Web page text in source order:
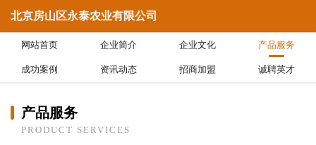
北京房山区永泰农业有限公司
网站首页 企业简介 企业文化 产品服务
成功案例 资讯动态 招商加盟 诚聘英才
产品服务
PRODUCT SERVICES